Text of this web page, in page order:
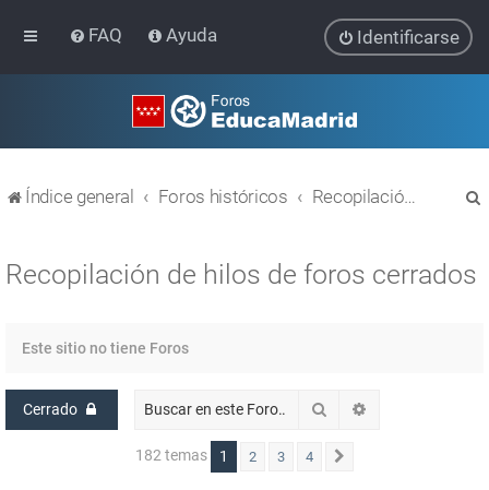
FAQ Ayuda Identificarse
Índice general Foros históricos Recopilación de hilos de foros cerrados
Recopilación de hilos de foros cerrados
Este sitio no tiene Foros
Cerrado Buscar
182 temas 1 2 3 4